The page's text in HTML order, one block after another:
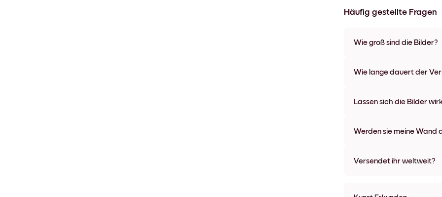
Häufig gestellte Fragen
Wie groß sind die Bilder?
verschiedenen Materialien
Wie lange dauert der
wir auch Expressversand an.
Lassen sich die Bilder
lassen, ohne die Wände
Werden sie meine Wand
Versendet ihr weltweit?